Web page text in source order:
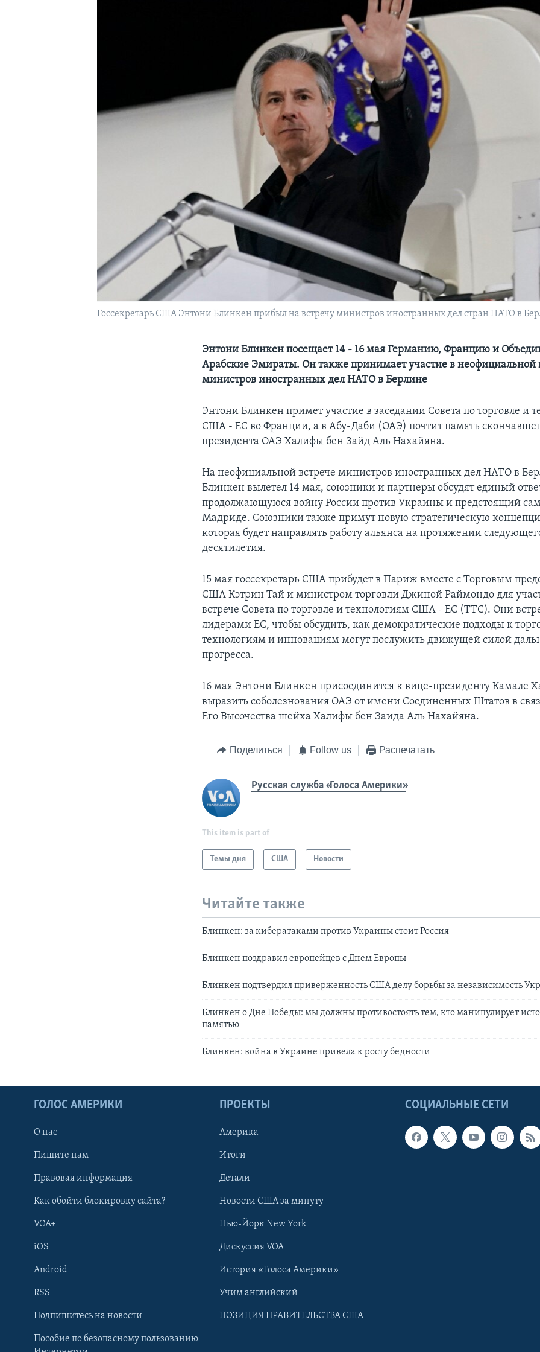
Learning English
Госсекретарь США Энтони Блинкен прибыл на встречу министров иностранных дел стран НАТО в
Энтони Блинкен посещает 14 - 16 мая Германию, Францию и
Арабские Эмираты. Он также принимает участие в неофициальной
министров иностранных дел НАТО в Берлине
Энтони Блинкен примет участие в заседании Совета по торговле и
США - ЕС во Франции, а в Абу-Даби (ОАЭ) почтит память
президента ОАЭ Халифы бен Зайд Аль Нахайяна.
На неофициальной встрече министров иностранных дел НАТО в
Блинкен вылетел 14 мая, союзники и партнеры обсудят единый
продолжающуюся войну России против Украины и предстоящий
Мадриде. Союзники также примут новую стратегическую
которая будет направлять работу альянса на протяжении
десятилетия.
15 мая госсекретарь США прибудет в Париж вместе с Торговым
США Кэтрин Тай и министром торговли Джиной Раймондо для
встрече Совета по торговле и технологиям США - ЕС (TTC). Они
лидерами ЕС, чтобы обсудить, как демократические подходы к
технологиям и инновациям могут послужить движущей силой
прогресса.
16 мая Энтони Блинкен присоединится к вице-президенту Камале
выразить соболезнования ОАЭ от имени Соединенных Штатов в
Его Высочества шейха Халифы бен Заида Аль Нахайяна.
Поделиться Follow us Распечатать
Русская служба «Голоса Америки»
This item is part of
Темы дня США Новости
Читайте также
Блинкен: за кибератаками против Украины стоит Россия
Блинкен поздравил европейцев с Днем Европы
Блинкен подтвердил приверженность США делу борьбы за независимость
Блинкен о Дне Победы: мы должны противостоять тем, кто манипулирует
памятью
Блинкен: война в Украине привела к росту бедности
СОЦИАЛЬНЫЕ СЕТИ
ГОЛОС АМЕРИКИ
О нас
Пишите нам
Правовая информация
Как обойти блокировку сайта?
VOA+
iOS
Android
RSS
Подпишитесь на новости
Пособие по безопасному пользованию
ПРОЕКТЫ
Америка
Итоги
Детали
Новости США за минуту
Нью-Йорк New York
Дискуссия VOA
История «Голоса Америки»
Учим английский
ПОЗИЦИЯ ПРАВИТЕЛЬСТВА США